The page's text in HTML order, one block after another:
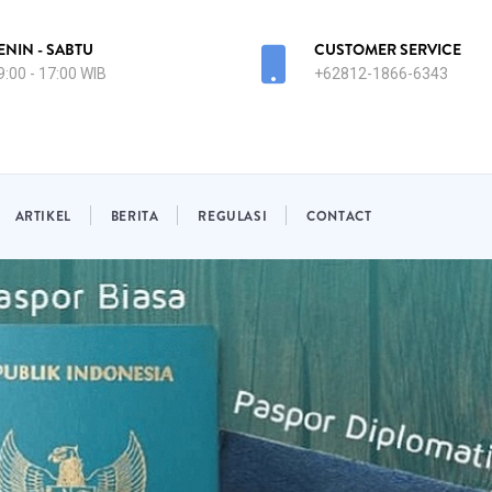
- SABTU
- 17:00 WIB
CUSTOMER SERVICE
+62812-1866-6343
ARTIKEL BERITA REGULASI CONTACT